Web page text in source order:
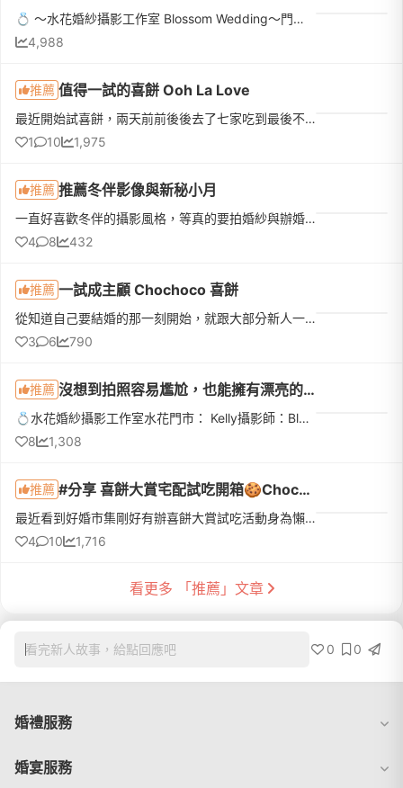
💍 ～水花婚紗攝影工作室 Blossom Wedding～門市顧問：Kelly 攝影師：Blossom 造型師：Uni 燈光師：阿翔 禮服秘書：Elaine－－－－－－－－－－說真的，在拍婚紗之前我其實有點緊張，畢竟這可是人生中的一場大事。但...
4,988
推薦 值得一試的喜餅 Ooh La Love
最近開始試喜餅，兩天前前後後去了七家吃到最後不知道是糖暈還是味覺疲乏已經吃到不知道在吃什麼🫠🫠建議水水們一天最好不要去太多+寫好心得，吃完就忘光了第一間是去Ooh La Love也是我們唯一還有印象的一間他們的店裝...
1
10 1,975
推薦 推薦冬伴影像與新秘小月
一直好喜歡冬伴的攝影風格，等真的要拍婚紗與辦婚禮的時候二話不說直接下定冬伴！大寶老師跟攝助都非常專業，拍攝過程氣氛也非常好，新娘秘書小月也是超級推薦！！！除了幫我化的像idol一樣漂亮，在拍攝時也是一直幫...
4
8 432
推薦 一試成主顧 Chochoco 喜餅
從知道自己要結婚的那一刻開始，就跟大部分新人一樣，完全沒有頭緒，不知道該從哪裡開始準備。會認識 Chochoco，其實是個意外。2025年7月去挑婚戒時，專員送了我們一包 Chochoco 的喜餅試吃。原本想說「喜餅不都差不...
3
6 790
推薦 沒想到拍照容易尷尬，也能擁有漂亮的婚紗照！
💍水花婚紗攝影工作室水花門市： Kelly攝影師：Blossom造型師：Jennifer燈光師：阿翔禮服秘書：Eva開始備婚後一直猶豫要不要拍婚紗，因為我們拍照容易尷尬，又怕拍出來不好看不像自己😅而且廠商超多，整個迷失在比價，...
8
1,308
推薦 #分享 喜餅大賞宅配試吃開箱🍪Chochoco、卡柏蒂、Ooh la love 口感心得！
最近看到好婚市集剛好有辦喜餅大賞試吃活動身為懶得跑門市的新娘我真的立刻報名哈哈哈！真的太方便了～不用舟車勞頓、一口氣就申請三家宅配慢慢試吃這次我選了三家：chochoco、卡柏蒂、Ooh la love也邀請家人一起加...
4
10 1,716
看更多 「推薦」文章
看完新人故事，給點回應吧 0 0
婚禮服務
婚宴服務